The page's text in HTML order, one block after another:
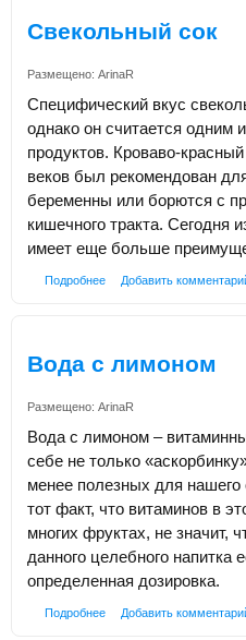
Свекольный сок
Размещено: ArinaR
Специфический вкус
однако он считается
продуктов. Кроваво-
веков был рекомендован
беременны или борются с
кишечного тракта. Сегодня
имеет еще больше
Подробнее Добавить
Вода с лимоном
Размещено: ArinaR
Вода с лимоном –
себе не только
менее полезных для
тот факт, что витаминов в
многих фруктах, не значит,
данного целебного
определенная дозировка.
Подробнее Добавить